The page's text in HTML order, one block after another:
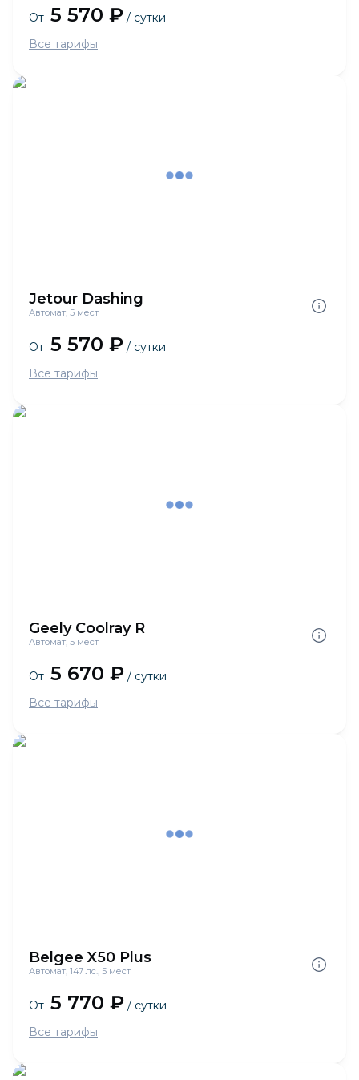
От 5 570 ₽ / сутки
Все тарифы
Jetour Dashing
Автомат, 5 мест
От 5 570 ₽ / сутки
Все тарифы
Geely Coolray R
Автомат, 5 мест
От 5 670 ₽ / сутки
Все тарифы
Belgee X50 Plus
Автомат, 147 лс., 5 мест
От 5 770 ₽ / сутки
Все тарифы